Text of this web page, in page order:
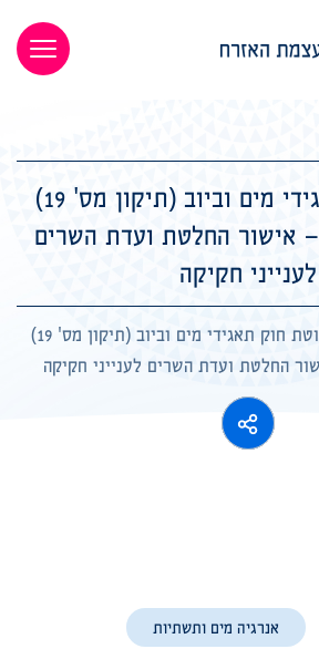
טיוטת חוק תאגידי מים וביוב (תיקון מס' 19)
התשפ"ה-2024 – אישור החלטת ועדת השרים
לענייני חקיקה
טיוטת חוק תאגידי מים וביוב (תיקון מס' 19)
אנרגיה מים ותשתיות